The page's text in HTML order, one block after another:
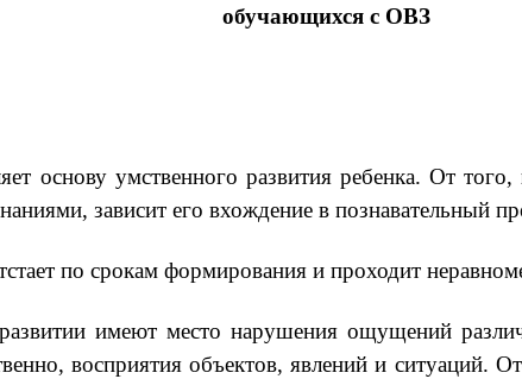
обучающихся с ОВЗ
основу умственного развития ребенка. От
зависит его вхождение в познавательный
по срокам формирования и проходит
имеют место нарушения ощущений
восприятия объектов, явлений и ситуаций.